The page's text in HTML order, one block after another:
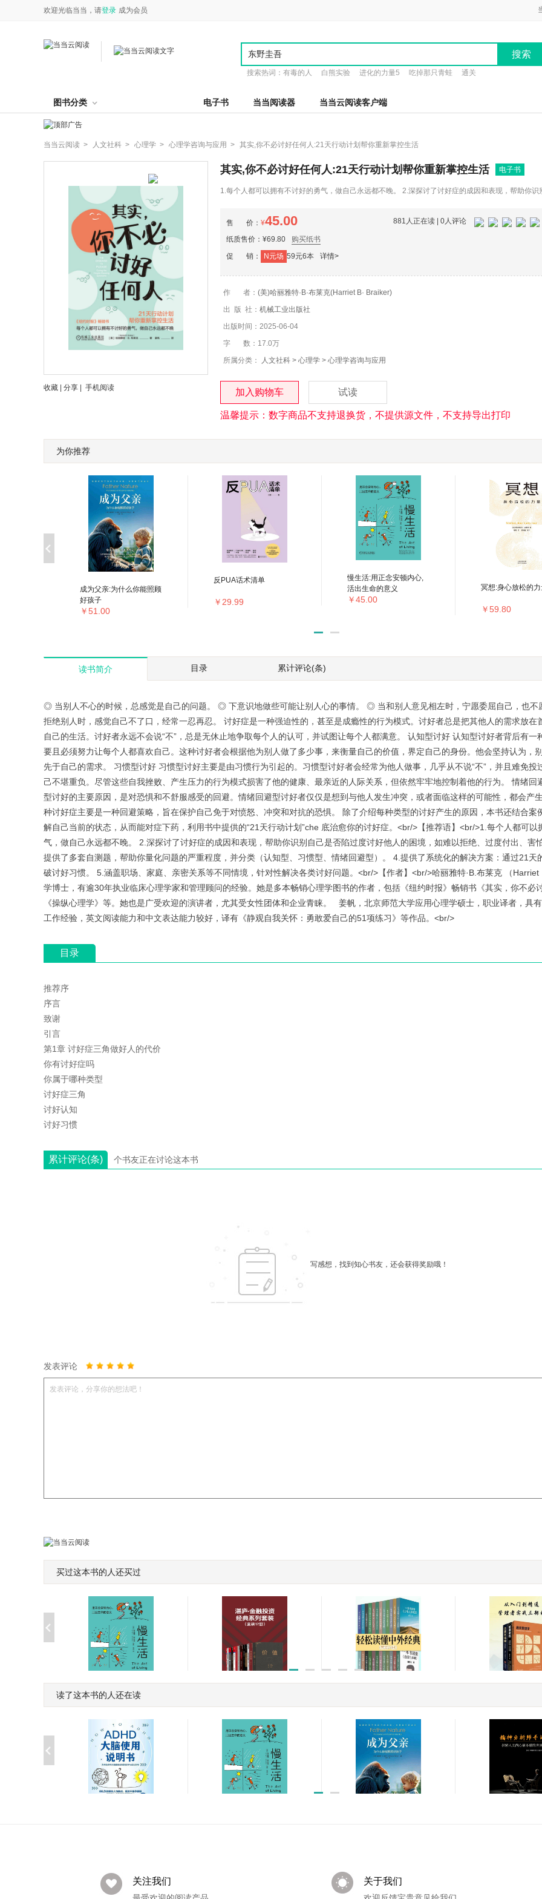
欢迎光临当当，请登录 成为会员
搜索
搜索热词： 有毒的人 白熊实验 进化的力量5 吃掉那只青蛙 通关
图书分类 电子书 当当阅读器 当当云阅读客户端
当当云阅读 > 人文社科 > 心理学 > 心理学咨询与应用 > 其实,你不必讨好任何人:21天行动计划帮你重新掌控生活
收藏 分享 手机阅读
其实,你不必讨好任何人:21天行动计划帮你重新掌控生活 电子书
1.每个人都可以拥有不讨好的勇气，做自己永远都不晚。 2.深探讨了讨好症的成因和表现，帮助你识
家庭、亲密关系等不同情境，针对性解决各类讨好问题。
售 价： ¥45.00
纸质售价：¥69.80 购买纸书
881人正在读 | 0人评论
促 销： N元场 59元6本 详情>
作 者： (美)哈丽雅特·B·布莱克(Harriet B· Braiker)
出 版 社： 机械工业出版社
出版时间：2025-06-04
字 数：17.0万
所属分类：
人文社科 > 心理学 > 心理学咨询与应用
加入购物车 试读
温馨提示：数字商品不支持退换货，不提供源文件，不支持导出打印
为你推荐
成为父亲:为什么你能照顾
好孩子
￥51.00
反PUA话术清单
￥29.99
慢生活:用正念安顿内心,
活出生命的意义
￥45.00
冥想:身心放松的
￥59.80
读书简介 目录 累计评论(条)
◎ 当别人不心的时候，总感觉是自己的问题。 ◎ 下意识地做些可能让别人心的事情。 ◎ 当和别人意见相左时，宁愿委屈自己，也
拒绝别人时，感觉自己不了口，经常一忍再忍。 讨好症是一种强迫性的，甚至是成瘾性的行为模式。讨好者总是把其他人的需求放在
自己的生活。讨好者永远不会说“不”，总是无休止地争取每个人的认可，并试图让每个人都满意。 认知型讨好 认知型讨好者背后有一
要且必须努力让每个人都喜欢自己。这种讨好者会根据他为别人做了多少事，来衡量自己的价值，界定自己的身份。他会坚持认为，
先于自己的需求。 习惯型讨好 习惯型讨好主要是由习惯行为引起的。习惯型讨好者会经常为他人做事，几乎从不说“不”，并且难免投
己不堪重负。尽管这些自我挫败、产生压力的行为模式损害了他的健康、最亲近的人际关系，但依然牢牢地控制着他的行为。 情绪回
型讨好的主要原因，是对恐惧和不舒服感受的回避。情绪回避型讨好者仅仅是想到与他人发生冲突，或者面临这样的可能性，都会产
种讨好症主要是一种回避策略，旨在保护自己免于对愤怒、冲突和对抗的恐惧。 除了介绍每种类型的讨好产生的原因，本书还结合案
解自己当前的状态，从而能对症下药，利用书中提供的“21天行动计划”che 底治愈你的讨好症。<br/>【推荐语】<br/>1.每个人都可以
气，做自己永远都不晚。 2.深探讨了讨好症的成因和表现，帮助你识别自己是否陷过度讨好他人的困境，如难以拒绝、过度付出、害
提供了多套自测题，帮助你量化问题的严重程度，并分类（认知型、习惯型、情绪回避型）。 4.提供了系统化的解决方案：通过21天
破讨好习惯。 5.涵盖职场、家庭、亲密关系等不同情境，针对性解决各类讨好问题。<br/>【作者】<br/>哈丽雅特·B.布莱克 （
学博士，有逾30年执业临床心理学家和管理顾问的经验。她是多本畅销心理学图书的作者，包括《纽约时报》畅销书《其实，你不必
《操纵心理学》等。她也是广受欢迎的演讲者，尤其受女性团体和企业青睐。 姜帆，北京师范大学应用心理学硕士，职业译者，具
工作经验，英文阅读能力和中文表达能力较好，译有《静观自我关怀：勇敢爱自己的51项练习》等作品。<br/>
目录
推荐序
序言
致谢
引言
第1章 讨好症三角做好人的代价
你有讨好症吗
你属于哪种类型
讨好症三角
讨好认知
讨好习惯
累计评论(条) 个书友正在讨论这本书
写感想，找到知心书友，还会获得奖励哦！
发表评论
发表评论，分享你的想法吧！
买过这本书的人还买过
慢生活:用正念安顿内心,
活出生命的意义
￥45.00
湛庐·金融投资经典系列套
装（12册）
￥855.99
轻松读懂中外经典（套装
24册）
￥219.99
从入门到精通：管
战三部曲
读了这本书的人还在读
关注我们 关于我们